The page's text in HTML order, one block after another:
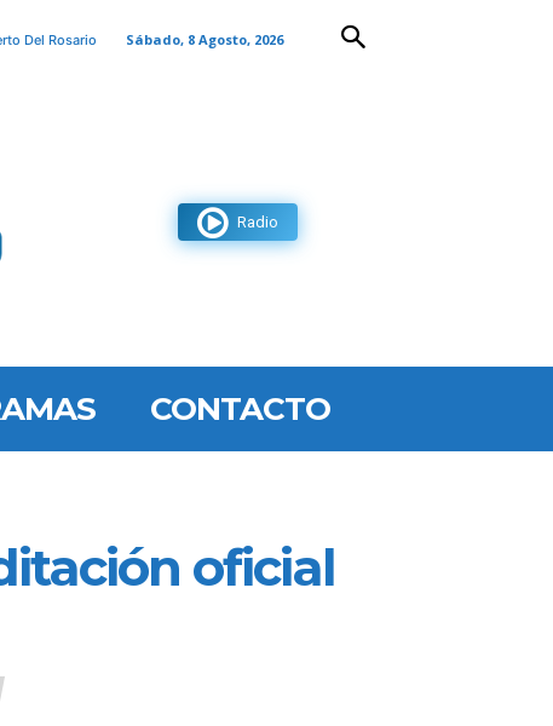
Del Rosario Sábado, 8 Agosto, 2026
Radio
CONTACTO
oficial